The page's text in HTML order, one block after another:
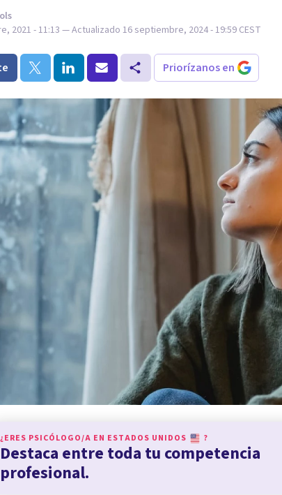
2021 - 11:13— Actualizado 16 septiembre, 2024 - 19:59 CEST
Priorízanos en
¿ERES PSICÓLOGO/A EN ESTADOS UNIDOS ?
Destaca entre toda tu competencia
profesional.